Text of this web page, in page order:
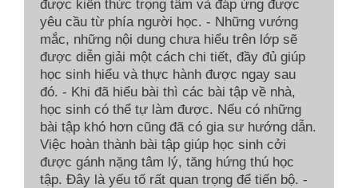
được kiến thức trọng tâm và đáp ứng được
yêu cầu từ phía người học. - Những vướng
mắc, những nội dung chưa hiểu trên lớp sẽ
được diễn giải một cách chi tiết, đầy đủ giúp
học sinh hiểu và thực hành được ngay sau
đó. - Khi đã hiểu bài thì các bài tập về nhà,
học sinh có thể tự làm được. Nếu có những
bài tập khó hơn cũng đã có gia sư hướng dẫn.
Việc hoàn thành bài tập giúp học sinh cởi
được gánh nặng tâm lý, tăng hứng thú học
tập. Đây là yếu tố rất quan trọng để tiến bộ. -